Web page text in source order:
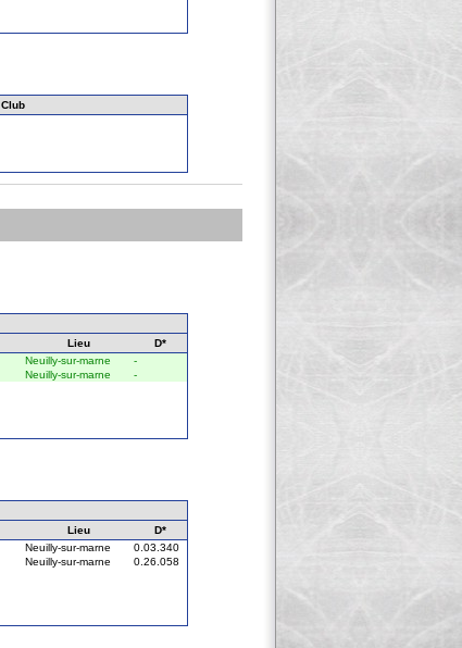
Club
Lieu
D*
Neuilly-sur-marne
-
Neuilly-sur-marne
-
Lieu
D*
Neuilly-sur-marne
0.03.340
Neuilly-sur-marne
0.26.058